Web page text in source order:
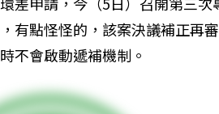
有點怪怪的，該案決議補正再
不會啟動遞補機制。